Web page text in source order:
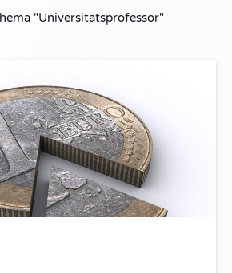
"Universitätsprofessor"